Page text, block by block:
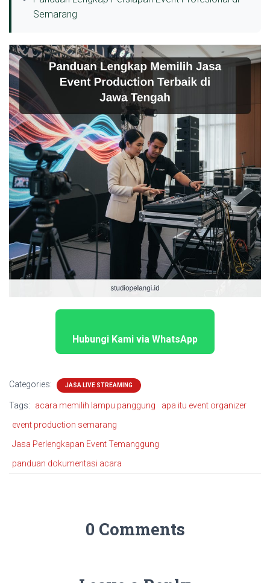
Semarang
Hubungi Kami via WhatsApp
Categories: JASA LIVE STREAMING
Tags: acara memilih lampu panggung
apa itu event organizer
event production semarang
Jasa Perlengkapan Event Temanggung
panduan dokumentasi acara
0 Comments